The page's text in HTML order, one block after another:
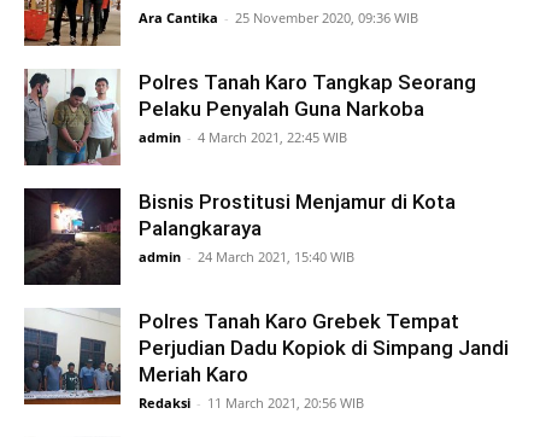
Ara Cantika - 25 November 2020, 09:36 WIB
Polres Tanah Karo Tangkap Seorang
Pelaku Penyalah Guna Narkoba
admin - 4 March 2021, 22:45 WIB
Bisnis Prostitusi Menjamur di Kota
Palangkaraya
admin - 24 March 2021, 15:40 WIB
Polres Tanah Karo Grebek Tempat
Perjudian Dadu Kopiok di Simpang Jandi
Meriah Karo
Redaksi - 11 March 2021, 20:56 WIB